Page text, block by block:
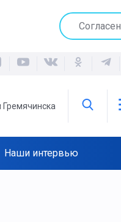
Согласен
Гремячинска
Наши интервью